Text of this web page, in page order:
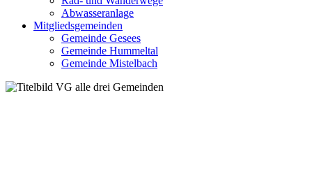
Abwasseranlage
Mitgliedsgemeinden
Gemeinde Gesees
Gemeinde Hummeltal
Gemeinde Mistelbach